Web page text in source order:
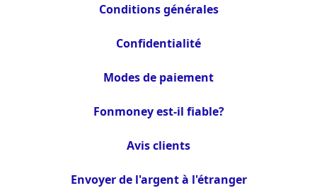
Conditions générales
Confidentialité
Modes de paiement
Fonmoney est-il fiable?
Avis clients
Envoyer de l'argent à l'étranger